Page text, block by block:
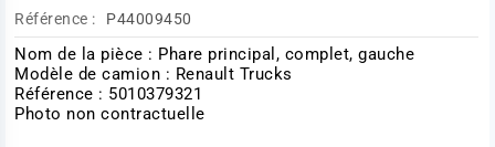
Référence : P44009450
Nom de la pièce : Phare principal, complet, gauche
Modèle de camion : Renault Trucks
Référence : 5010379321
Photo non contractuelle